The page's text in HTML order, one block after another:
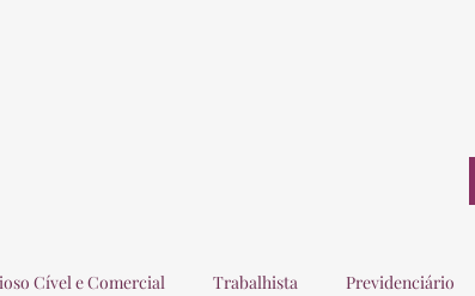
Cível e Comercial Trabalhista Previdenciário